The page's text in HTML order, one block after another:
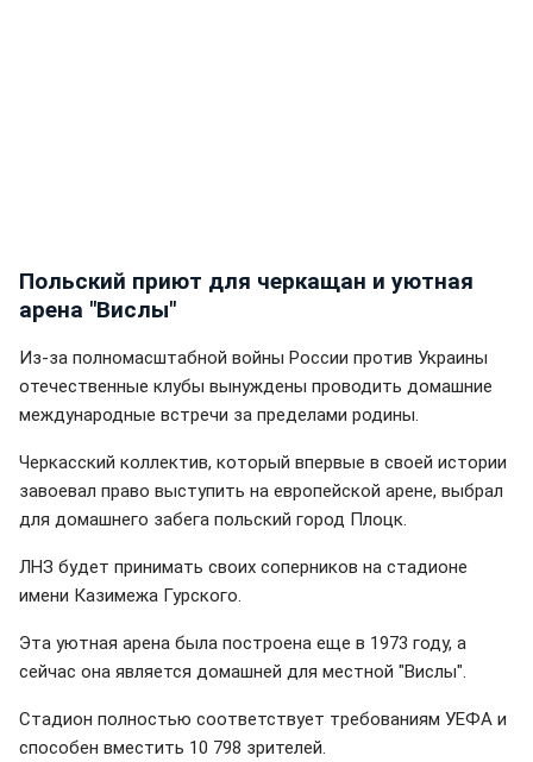
Польский приют для черкащан и уютная
арена "Вислы"
Из-за полномасштабной войны России против Украины
отечественные клубы вынуждены проводить домашние
международные встречи за пределами родины.
Черкасский коллектив, который впервые в своей истории
завоевал право выступить на европейской арене, выбрал
для домашнего забега польский город Плоцк.
ЛНЗ будет принимать своих соперников на стадионе
имени Казимежа Гурского.
Эта уютная арена была построена еще в 1973 году, а
сейчас она является домашней для местной "Вислы".
Стадион полностью соответствует требованиям УЕФА и
способен вместить 10 798 зрителей.